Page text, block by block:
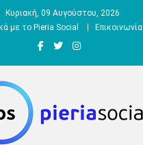
Κυριακή, 09 Αυγούστου, 2026
με το Pieria Social
Επικοινωνία